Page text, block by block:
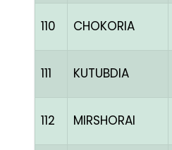
110 CHOKORIA
111 KUTUBDIA
112 MIRSHORAI